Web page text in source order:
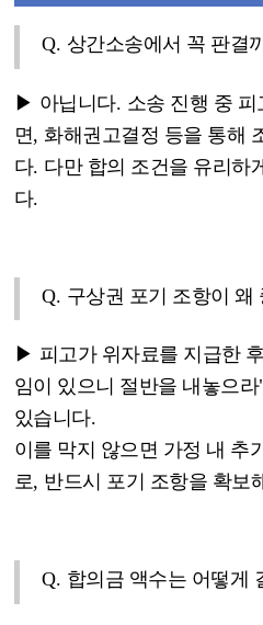
Q. 상간소송에서 꼭 판결
▶ 아닙니다. 소송 진행 중
면, 화해권고결정 등을 통해
다. 다만 합의 조건을 유리하
다.
Q. 구상권 포기 조항이 왜
▶ 피고가 위자료를 지급한
임이 있으니 절반을 내놓으라
있습니다.
이를 막지 않으면 가정 내 추
로, 반드시 포기 조항을 확보
Q. 합의금 액수는 어떻게